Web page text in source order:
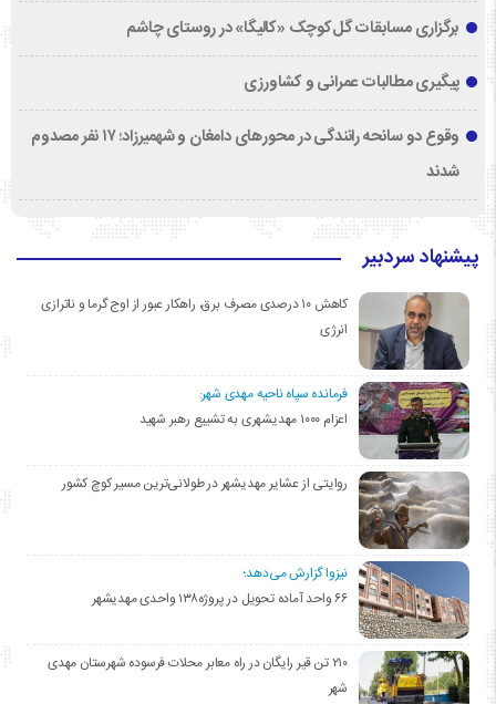
برگزاری مسابقات گل‌کوچک «کالیگا» در روستای چاشم
پیگیری مطالبات عمرانی و کشاورزی
وقوع دو سانحه رانندگی در محورهای دامغان و شهمیرزاد؛ ۱۷ نفر مصدوم
شدند
پیشنهاد سردبیر
کاهش ۱۰ درصدی مصرف برق، راهکار عبور از اوج گرما و ناترازی
انرژی
فرمانده سپاه ناحیه مهدی شهر:
اعزام ۱۰۰۰ مهدیشهری به تشییع رهبر شهید
روایتی از عشایر مهدیشهر در طولانی‌ترین مسیر کوچ کشور
نیزوا گزارش می‌دهد؛
۶۶ واحد آماده تحویل در پروژه۱۳۸ واحدی مهدیشهر
۲۱۰ تن قیر رایگان در راه معابر محلات فرسوده شهرستان مهدی
شهر